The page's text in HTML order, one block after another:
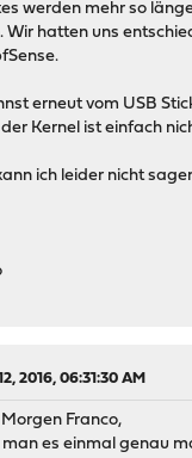
werden mehr so
Wir hatten uns
erneut vom USB
Kernel ist einfach
ich leider nicht
2016, 06:31:30 AM
Franco,
es einmal genau